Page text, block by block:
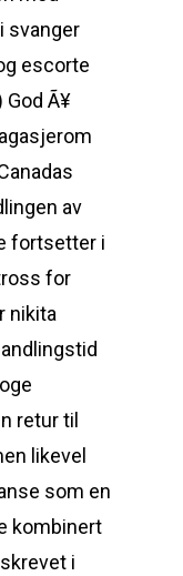
svanger
escorte
Ã¥
av
fortsetter i
for
nikita
retur til
likevel
som en
kombinert
i